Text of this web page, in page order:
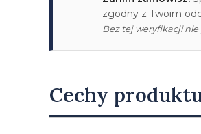
zgodny z Twoim
Bez tej weryfikacji
Cechy